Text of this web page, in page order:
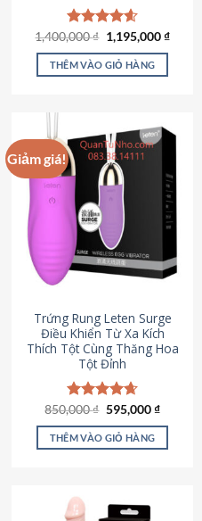
Được xếp
hạng4.62
5 sao
1,400,000₫ Giá
gốc
là:
1,400,000 ₫.
1,195,000₫Giá
THÊM VÀO GIỎ HÀNG
Giảm giá!
Trứng Rung Leten Surge
Điều Khiển Từ Xa Kích
Thích Tột Cùng Thăng Hoa
Tột Đỉnh
Được xếp
hạng4.69
5 sao
850,000₫ Giá
là:
850,000 ₫.
595,000₫Giá
tại
THÊM VÀO GIỎ HÀNG